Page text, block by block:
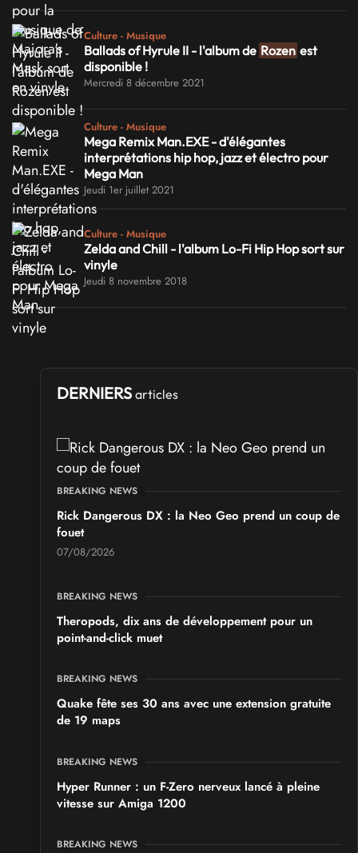
Culture - Musique
Ballads of Hyrule II - l'album de Rozen est
disponible !
Mercredi 8 décembre 2021
Culture - Musique
Mega Remix Man.EXE - d'élégantes
interprétations hip hop, jazz et électro pour
Mega Man
Jeudi 1er juillet 2021
Culture - Musique
Zelda and Chill - l'album Lo-Fi Hip Hop sort sur
vinyle
Jeudi 8 novembre 2018
DERNIERS articles
BREAKING NEWS
Rick Dangerous DX : la Neo Geo prend un coup de
fouet
07/08/2026
BREAKING NEWS
Theropods, dix ans de développement pour un
point-and-click muet
BREAKING NEWS
Quake fête ses 30 ans avec une extension gratuite
de 19 maps
BREAKING NEWS
Hyper Runner : un F-Zero nerveux lancé à pleine
vitesse sur Amiga 1200
BREAKING NEWS